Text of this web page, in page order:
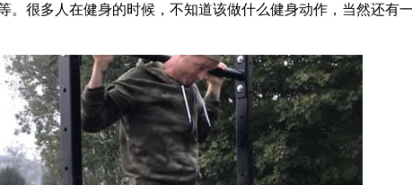
多人在健身的时候，不知道该做什么健身动作，当然还有